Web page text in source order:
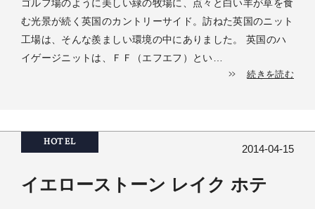
ゴルフ場のように美しい緑の牧場に、点々と白い羊が草を食
む光景が続く英国のカントリーサイド。訪ねた英国のニット
工場は、そんな羨ましい環境の中にありました。 英国のハ
イゲージニットは、ＦＦ（エフエフ）とい…
続きを読む
HOTEL
2014-04-15
イエローストーン レイク ホテ